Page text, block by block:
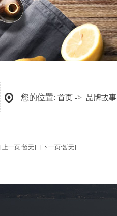
您的位置: 首页 -> 品牌故事
[上一页:暂无] [下一页:暂无]